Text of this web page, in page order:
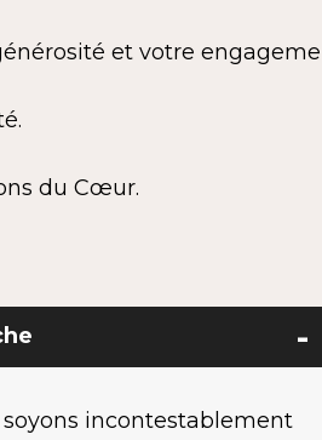
et votre
du Cœur.
incontestablement